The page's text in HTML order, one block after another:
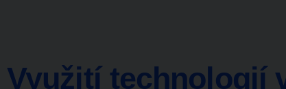
Využití technologií